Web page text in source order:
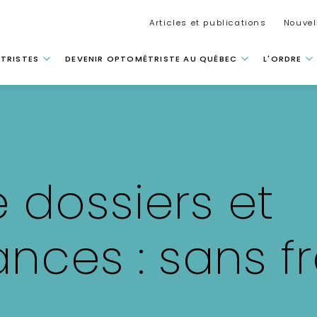
Articles et publications
principale
DEVENIR OPTOMÉTRISTE AU QUÉBEC L'ORDRE
dossiers et
: sans